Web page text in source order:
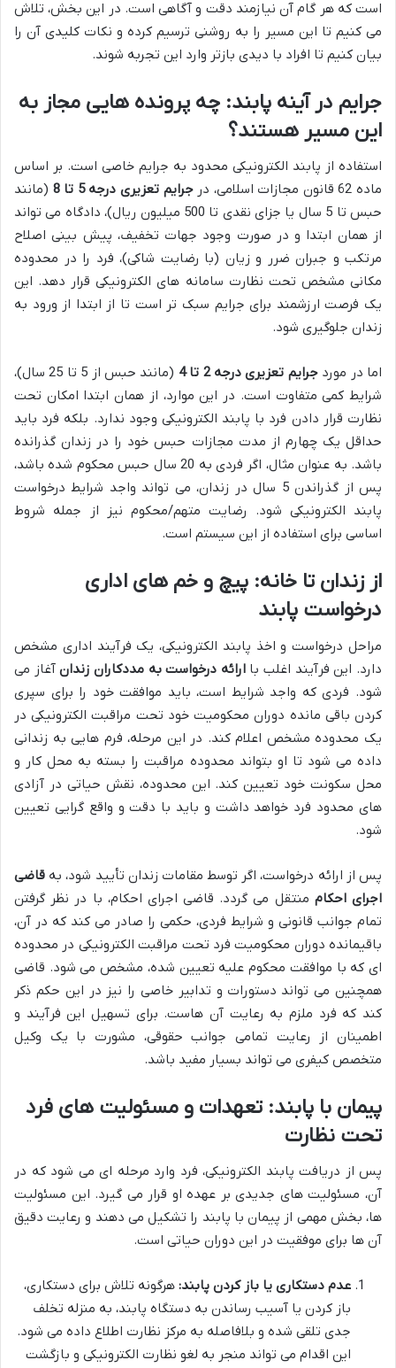
است که هر گام آن نیازمند دقت و آگاهی است. در این بخش، تلاش
می کنیم تا این مسیر را به روشنی ترسیم کرده و نکات کلیدی آن را
بیان کنیم تا افراد با دیدی بازتر وارد این تجربه شوند.
جرایم در آینه پابند: چه پرونده هایی مجاز به
این مسیر هستند؟
استفاده از پابند الکترونیکی محدود به جرایم خاصی است. بر اساس
ماده 62 قانون مجازات اسلامی، در
جرایم تعزیری درجه 5 تا 8
(مانند
حبس تا 5 سال یا جزای نقدی تا 500 میلیون ریال)، دادگاه می تواند
از همان ابتدا و در صورت وجود جهات تخفیف، پیش بینی اصلاح
مرتکب و جبران ضرر و زیان (با رضایت شاکی)، فرد را در محدوده
مکانی مشخص تحت نظارت سامانه های الکترونیکی قرار دهد. این
یک فرصت ارزشمند برای جرایم سبک تر است تا از ابتدا از ورود به
زندان جلوگیری شود.
اما در موردجرایم تعزیری درجه 2 تا 4
(مانند حبس از 5 تا 25 سال)،
شرایط کمی متفاوت است. در این موارد، از همان ابتدا امکان تحت
نظارت قرار دادن فرد با پابند الکترونیکی وجود ندارد. بلکه فرد باید
حداقل یک چهارم از مدت مجازات حبس خود را در زندان گذرانده
باشد. به عنوان مثال، اگر فردی به 20 سال حبس محکوم شده باشد،
پس از گذراندن 5 سال در زندان، می تواند واجد شرایط درخواست
پابند الکترونیکی شود. رضایت متهم/محکوم نیز از جمله شروط
اساسی برای استفاده از این سیستم است.
از زندان تا خانه: پیچ و خم های اداری
درخواست پابند
مراحل درخواست و اخذ پابند الکترونیکی، یک فرآیند اداری مشخص
دارد. این فرآیند اغلب باارائه درخواست به مددکاران زندانآغاز می
شود. فردی که واجد شرایط است، باید موافقت خود را برای سپری
کردن باقی مانده دوران محکومیت خود تحت مراقبت الکترونیکی در
یک محدوده مشخص اعلام کند. در این مرحله، فرم هایی به زندانی
داده می شود تا او بتواند محدوده مراقبت را بسته به محل کار و
محل سکونت خود تعیین کند. این محدوده، نقش حیاتی در آزادی
های محدود فرد خواهد داشت و باید با دقت و واقع گرایی تعیین
شود.
پس از ارائه درخواست، اگر توسط مقامات زندان تأیید شود، به قاضی
اجرای احکام منتقل می گردد. قاضی اجرای احکام، با در نظر گرفتن
تمام جوانب قانونی و شرایط فردی، حکمی را صادر می کند که در آن،
باقیمانده دوران محکومیت فرد تحت مراقبت الکترونیکی در محدوده
ای که با موافقت محکوم علیه تعیین شده، مشخص می شود. قاضی
همچنین می تواند دستورات و تدابیر خاصی را نیز در این حکم ذکر
کند که فرد ملزم به رعایت آن هاست. برای تسهیل این فرآیند و
اطمینان از رعایت تمامی جوانب حقوقی، مشورت با یک وکیل
متخصص کیفری می تواند بسیار مفید باشد.
پیمان با پابند: تعهدات و مسئولیت های فرد
تحت نظارت
پس از دریافت پابند الکترونیکی، فرد وارد مرحله ای می شود که در
آن، مسئولیت های جدیدی بر عهده او قرار می گیرد. این مسئولیت
ها، بخش مهمی از پیمان با پابند را تشکیل می دهند و رعایت دقیق
آن ها برای موفقیت در این دوران حیاتی است.
عدم دستکاری یا باز کردن پابند: هرگونه تلاش برای دستکاری،
باز کردن یا آسیب رساندن به دستگاه پابند، به منزله تخلف
جدی تلقی شده و بلافاصله به مرکز نظارت اطلاع داده می شود.
این اقدام می تواند منجر به لغو نظارت الکترونیکی و بازگشت